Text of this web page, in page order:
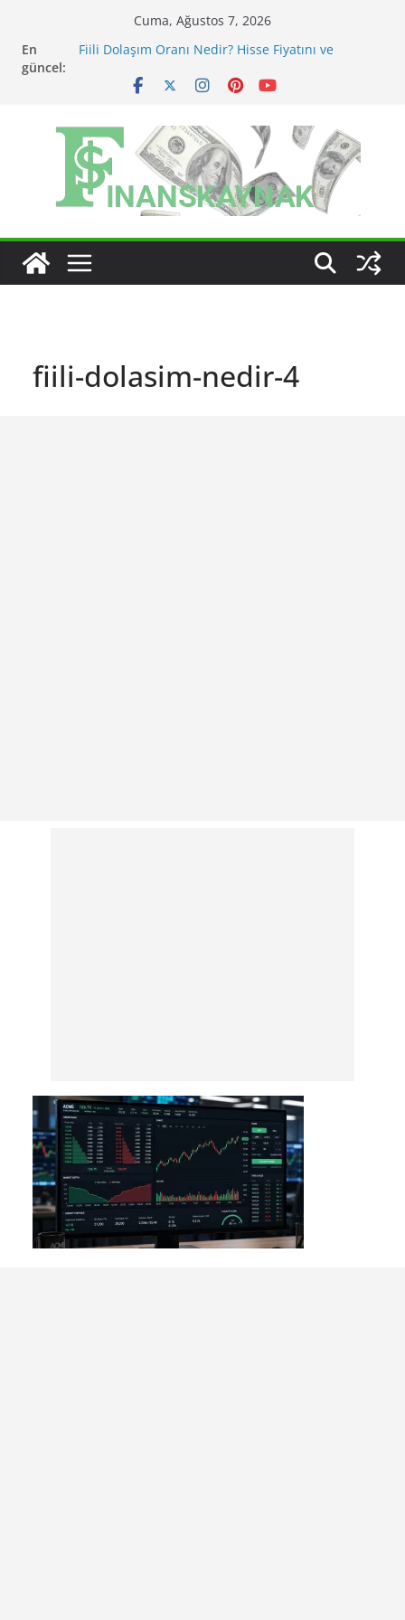
content
Cuma, Ağustos 7, 2026
En
güncel:
Fiili Dolaşım Oranı Nedir? Hisse Fiyatını ve
KAP Açıklaması Nasıl Okunur? Yatırımcı İçin Kritik
MSCI Endeks Değişiklikleri BIST Hisselerini Nasıl
Etkiler?
BIST Endeks Değişiklikleri Hisseleri Nasıl Etkiler?
BIST Sektör Endeksleri Nedir? Sektörel Rotasyon
Nasıl Takip Edilir?
fiili-dolasim-nedir-4